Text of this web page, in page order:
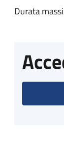
Durata